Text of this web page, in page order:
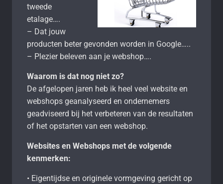
tweede
etalage….
– Dat jouw
producten beter gevonden worden in Google…..
– Plezier beleven aan je webshop….
Waarom is dat nog niet zo?
De afgelopen jaren heb ik heel veel website en
webshops geanalyseerd en ondernemers
geadviseerd bij het verbeteren van de resultaten
of het opstarten van een webshop.
Websites en Webshops met de volgende
kenmerken:
• Eigentijdse en originele vormgeving gericht op